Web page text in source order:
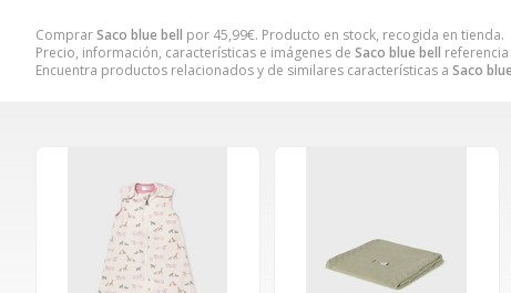
ComprarSaco blue bell por 45,99€. Producto en stock, recogida en tienda.
Precio, información, características e imágenes de Saco blue bell
Encuentra productos relacionados y de similares características a Saco